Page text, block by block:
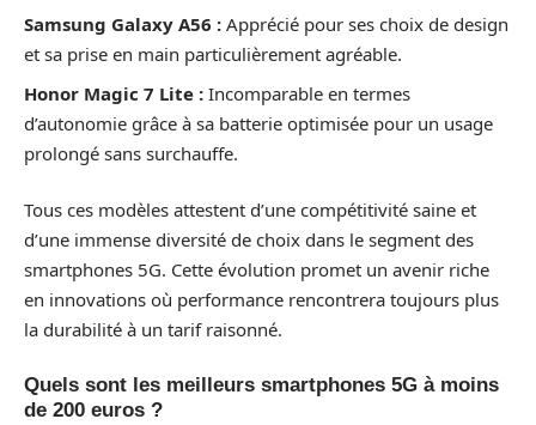
Samsung Galaxy A56 : Apprécié pour ses choix de design
et sa prise en main particulièrement agréable.
Honor Magic 7 Lite : Incomparable en termes
d’autonomie grâce à sa batterie optimisée pour un usage
prolongé sans surchauffe.
Tous ces modèles attestent d’une compétitivité saine et
d’une immense diversité de choix dans le segment des
smartphones 5G. Cette évolution promet un avenir riche
en innovations où performance rencontrera toujours plus
la durabilité à un tarif raisonné.
Quels sont les meilleurs smartphones 5G à moins
de 200 euros ?